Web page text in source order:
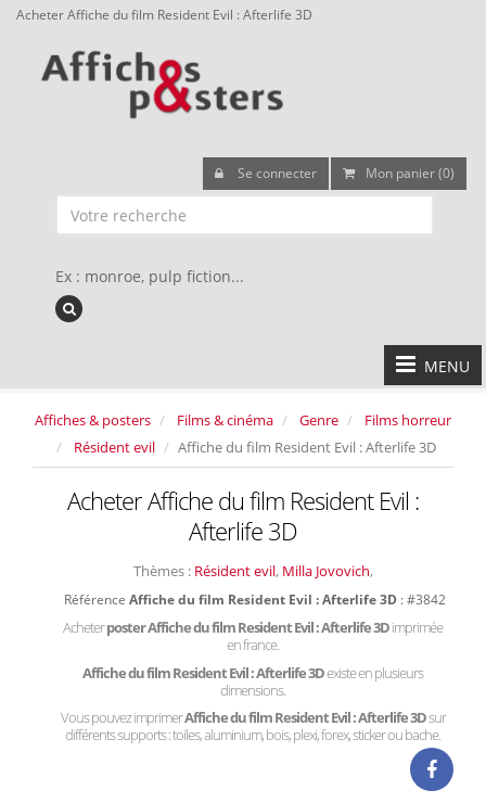
Acheter Affiche du film Resident Evil : Afterlife 3D
Se connecter Mon panier (0)
Ex : monroe, pulp fiction...
MENU
Affiches & posters Films & cinéma Genre
Films horreur
Résident evil
Affiche du film Resident Evil : Afterlife 3D
Acheter Affiche du film Resident Evil :
Afterlife 3D
Thèmes : Résident evil, Milla Jovovich,
Référence Affiche du film Resident Evil : Afterlife 3D : #3842
Acheterposter Affiche du film Resident Evil : Afterlife 3Dimprimée
en france.
Affiche du film Resident Evil : Afterlife 3Dexiste en plusieurs
dimensions.
Vous pouvez imprimerAffiche du film Resident Evil : Afterlife 3Dsur
différents supports : toiles, aluminium, bois, plexi, forex, sticker ou bache.